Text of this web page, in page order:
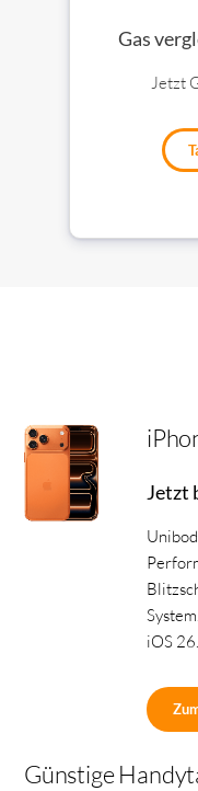
Gas
Jetzt
Jetzt
iOS
Günstige